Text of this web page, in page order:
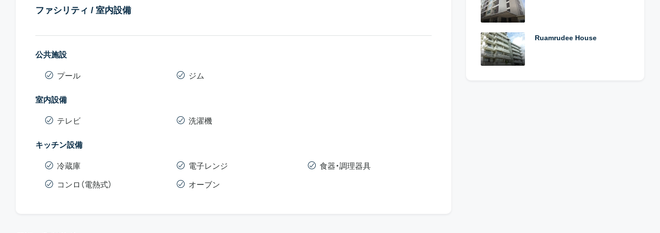
ファシリティ / 室内設備
公共施設
プール ジム
室内設備
テレビ 洗濯機
キッチン設備
冷蔵庫
コンロ（電熱式）
電子レンジ
オーブン
食器・調理器具
Ruamrudee House